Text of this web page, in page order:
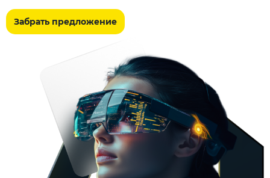
Забрать предложение